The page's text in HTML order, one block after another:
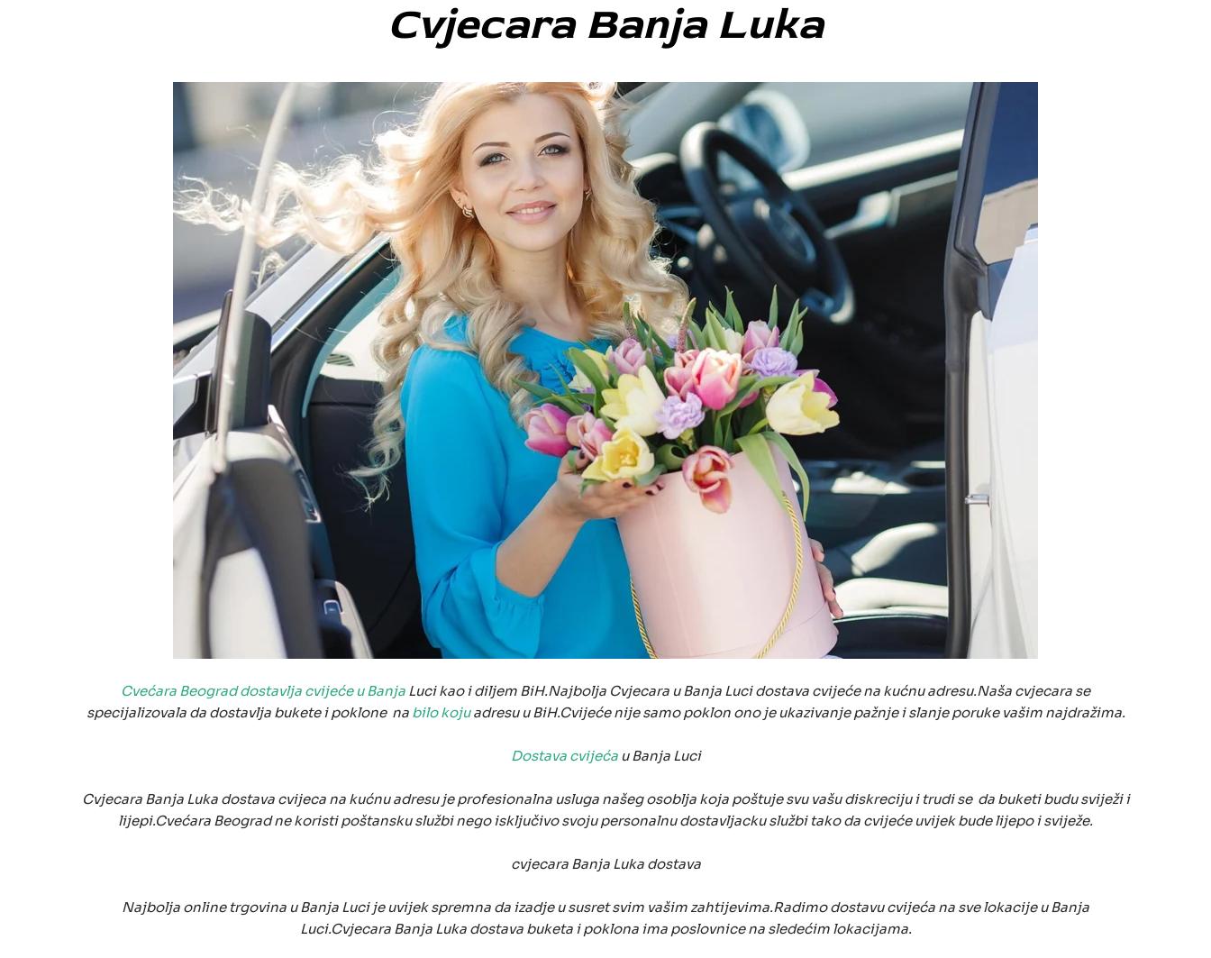
Cvjecara Banja Luka
Cvećara Beograd dostavlja cvijeće u Banja Luci kao i diljem BiH.Najbolja Cvjecara u Banja Luci dostava cvijeće na kućnu adresu.Naša cvjecara se
specijalizovala da dostavlja bukete i poklone na bilo kojuadresu u BiH.Cvijeće nije samo poklon ono je ukazivanje pažnje i slanje poruke vašim najdražima.
Dostava cvijećau Banja Luci
Cvjecara Banja Luka dostava cvijeca na kućnu adresu je profesionalna usluga našeg osoblja koja poštuje svu vašu diskreciju i trudi se da buketi budu sviježi i
lijepi.Cvećara Beograd ne koristi poštansku službi nego isključivo svoju personalnu dostavljacku službi tako da cvijeće uvijek bude lijepo i sviježe.
cvjecara Banja Luka dostava
Najbolja online trgovina u Banja Luci je uvijek spremna da izadje u susret svim vašim zahtijevima.Radimo dostavu cvijeća na sve lokacije u Banja
Luci.Cvjecara Banja Luka dostava buketa i poklona ima poslovnice na sledećim lokacijama.